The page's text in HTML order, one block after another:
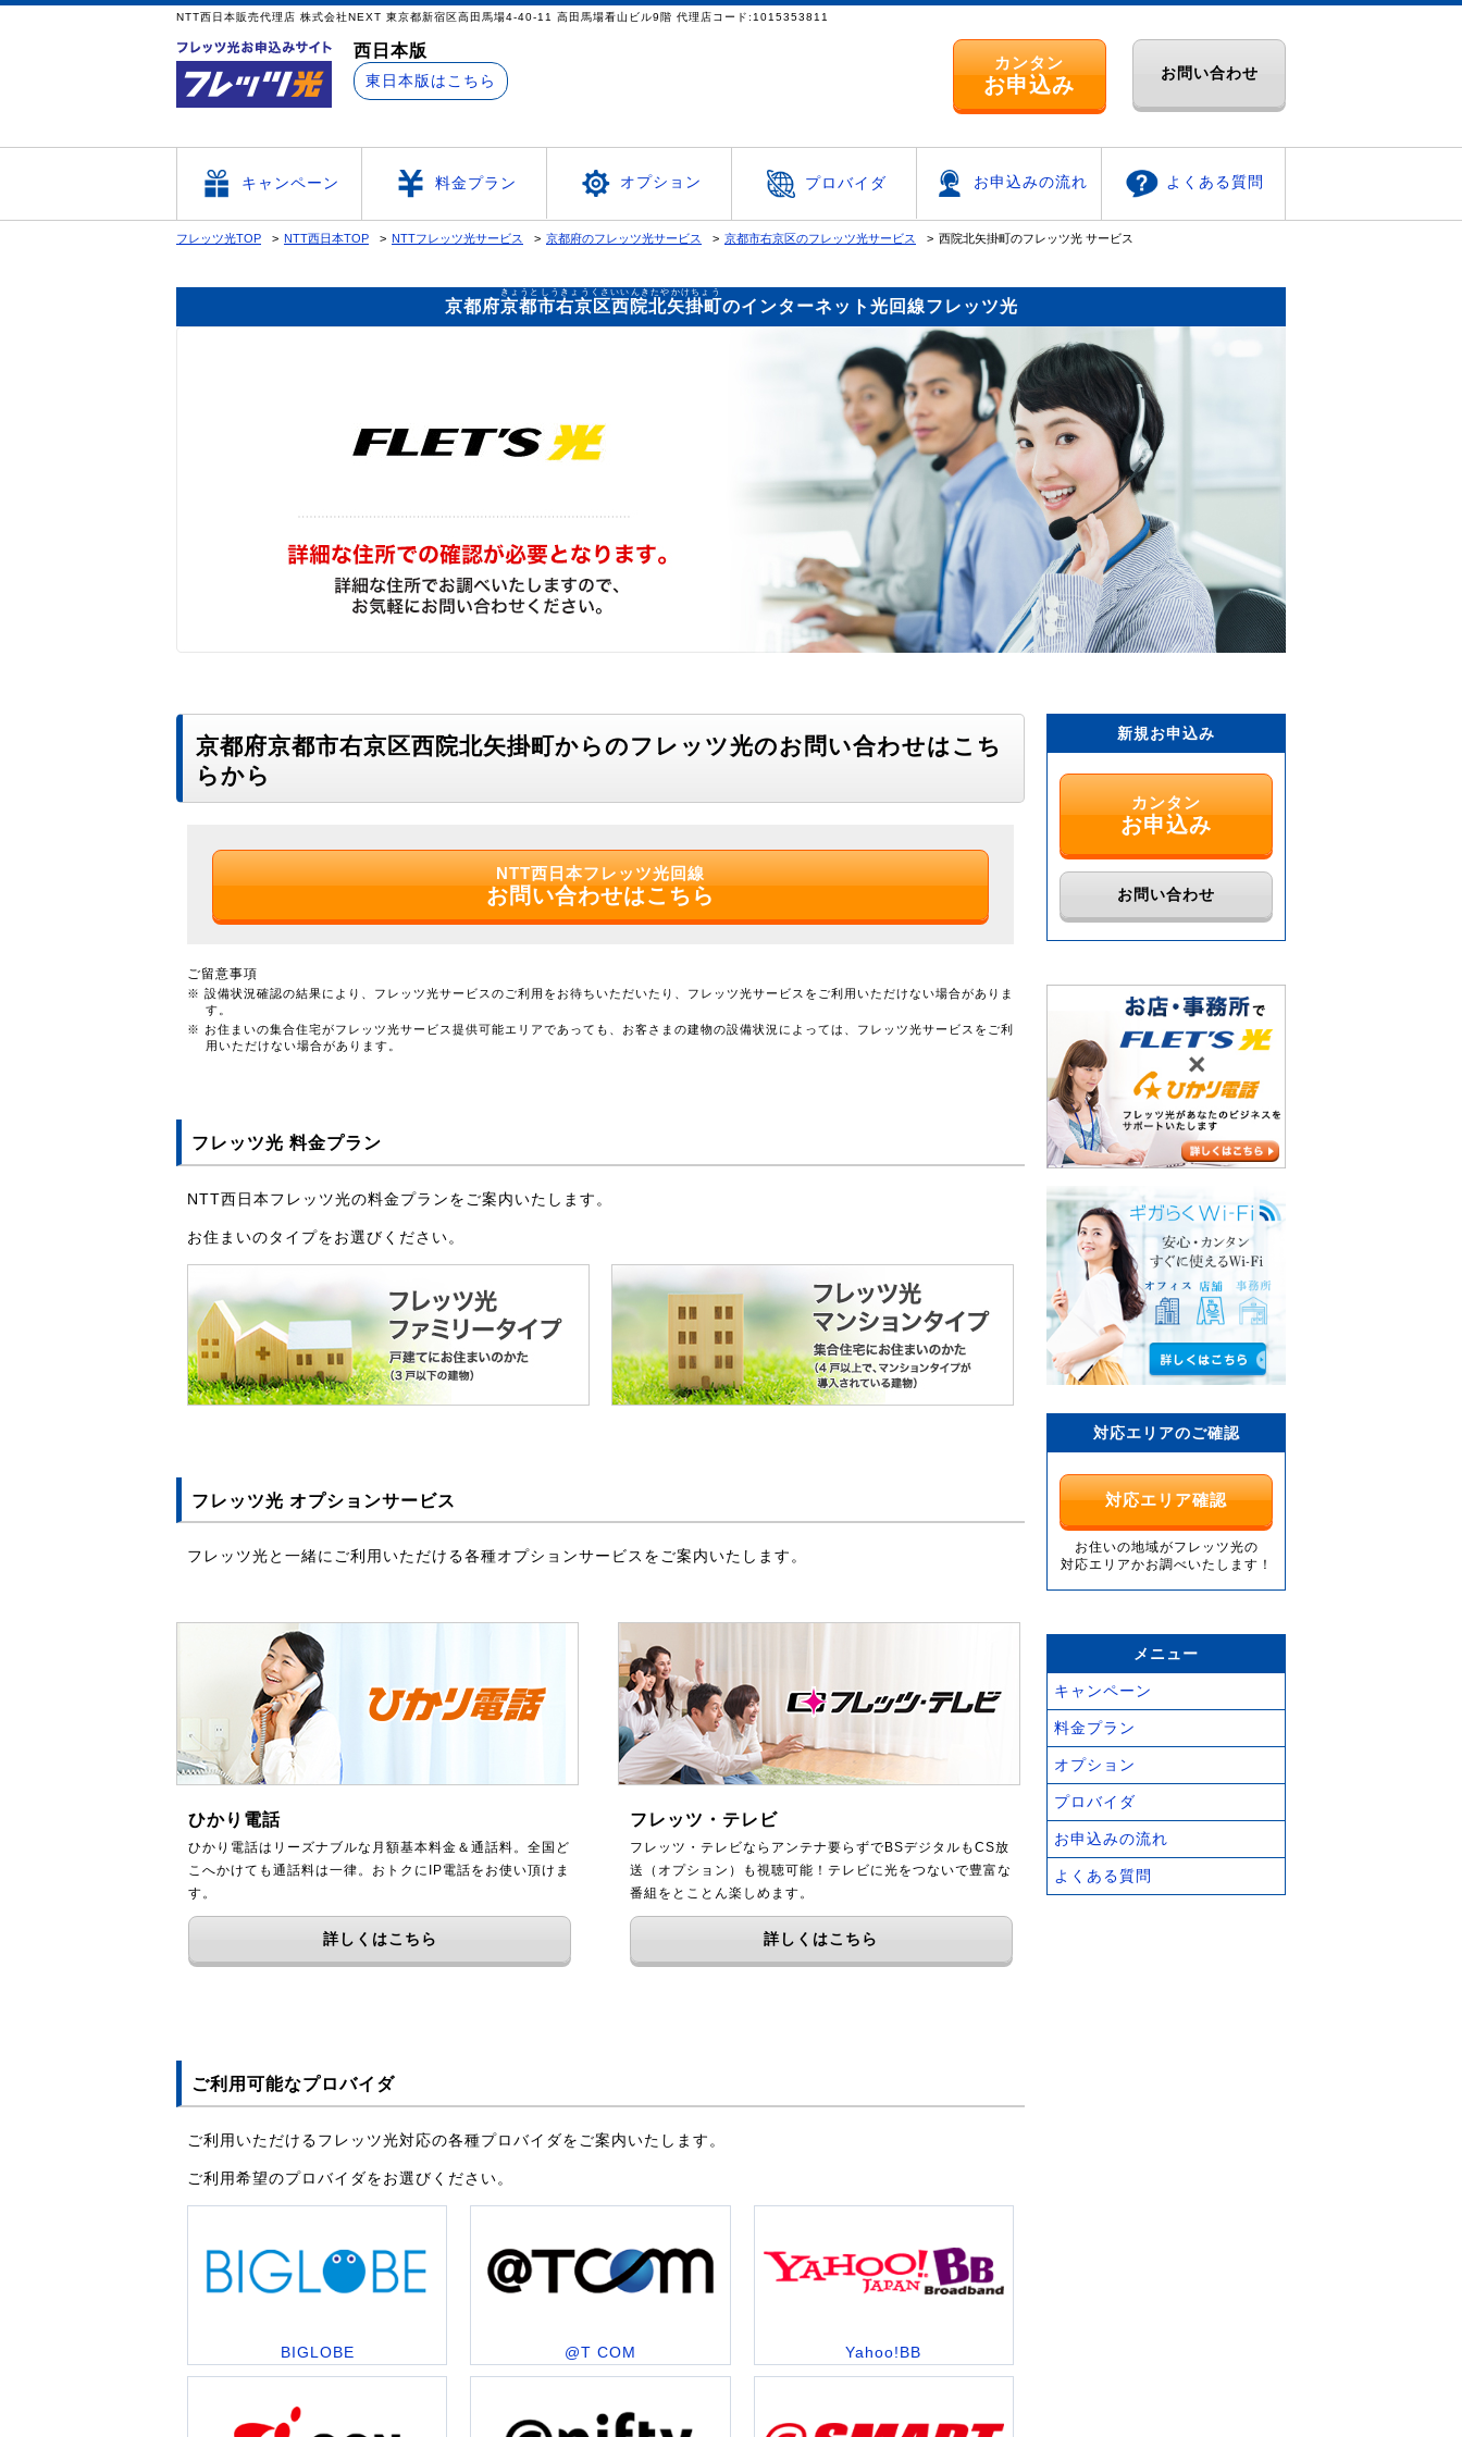
NTT西日本販売代理店 株式会社NEXT 東京都新宿区高田馬場4-40-11 高田馬場看山ビル9階 代理店コード:1015353811
西日本版
東日本版はこちら
カンタン
お申込み お問い合わせ
キャンペーン 料金プラン オプション プロバイダ お申込みの流れ よくある質問
フレッツ光TOP NTT西日本TOP NTTフレッツ光サービス 京都府のフレッツ光サービス 京都市右京区のフレッツ光サービス 西院北矢掛町のフレッツ光 サービス
京都府京都市右京区西院北矢掛町
きょうとしうきょうくさいいんきたやかけちょう
のインターネット光回線フレッツ光
京都府京都市右京区西院北矢掛町からのフレッツ光のお問い合わせはこち
らから
NTT西日本フレッツ光回線
お問い合わせはこちら
ご留意事項
※ 設備状況確認の結果により、フレッツ光サービスのご利用をお待ちいただいたり、フレッツ光サービスをご利用いただけない場合がありま
す。
※ お住まいの集合住宅がフレッツ光サービス提供可能エリアであっても、お客さまの建物の設備状況によっては、フレッツ光サービスをご利
用いただけない場合があります。
フレッツ光 料金プラン
NTT西日本フレッツ光の料金プランをご案内いたします。
お住まいのタイプをお選びください。
フレッツ光 オプションサービス
フレッツ光と一緒にご利用いただける各種オプションサービスをご案内いたします。
ひかり電話
ひかり電話はリーズナブルな月額基本料金＆通話料。全国ど
こへかけても通話料は一律。おトクにIP電話をお使い頂けま
す。
詳しくはこちら
フレッツ・テレビ
フレッツ・テレビならアンテナ要らずでBSデジタルもCS放
送（オプション）も視聴可能！テレビに光をつないで豊富な
番組をとことん楽しめます。
詳しくはこちら
ご利用可能なプロバイダ
ご利用いただけるフレッツ光対応の各種プロバイダをご案内いたします。
ご利用希望のプロバイダをお選びください。
BIGLOBE @T COM Yahoo!BB
新規お申込み
カンタン
お申込み
お問い合わせ
対応エリアのご確認
対応エリア確認
お住いの地域がフレッツ光の
対応エリアかお調べいたします！
メニュー
キャンペーン
料金プラン
オプション
プロバイダ
お申込みの流れ
よくある質問